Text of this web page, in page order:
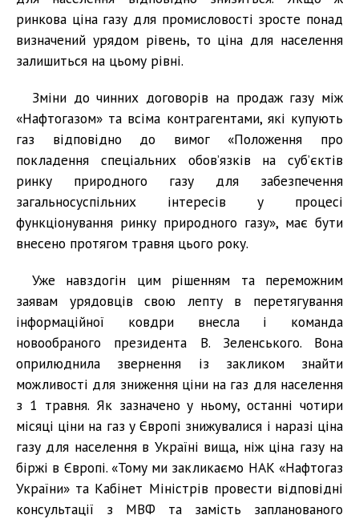
ринкова ціна газу для промисловості зросте понад
визначений урядом рівень, то ціна для населення
залишиться на цьому рівні.
Зміни до чинних договорів на продаж газу між
«Нафтогазом» та всіма контрагентами, які купують
газ відповідно до вимог «Положення про
покладення спеціальних обов’язків на суб’єктів
ринку природного газу для забезпечення
загальносуспільних інтересів у процесі
функціонування ринку природного газу», має бути
внесено протягом травня цього року.
Уже навздогін цим рішенням та переможним
заявам урядовців свою лепту в перетягування
інформаційної ковдри внесла і команда
новообраного президента В. Зеленського. Вона
оприлюднила звернення із закликом знайти
можливості для зниження ціни на газ для населення
з 1 травня. Як зазначено у ньому, останні чотири
місяці ціни на газ у Європі знижувалися і наразі ціна
газу для населення в Україні вища, ніж ціна газу на
біржі в Європі. «Тому ми закликаємо НАК «Нафтогаз
України» та Кабінет Міністрів провести відповідні
консультації з МВФ та замість запланованого